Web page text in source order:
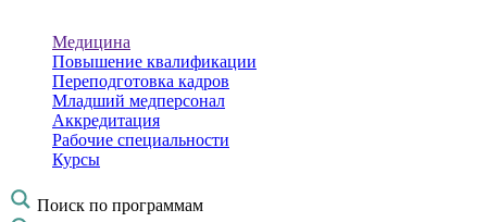
Медицина
Повышение квалификации
Переподготовка кадров
Младший медперсонал
Аккредитация
Рабочие специальности
Курсы
Поиск по программам